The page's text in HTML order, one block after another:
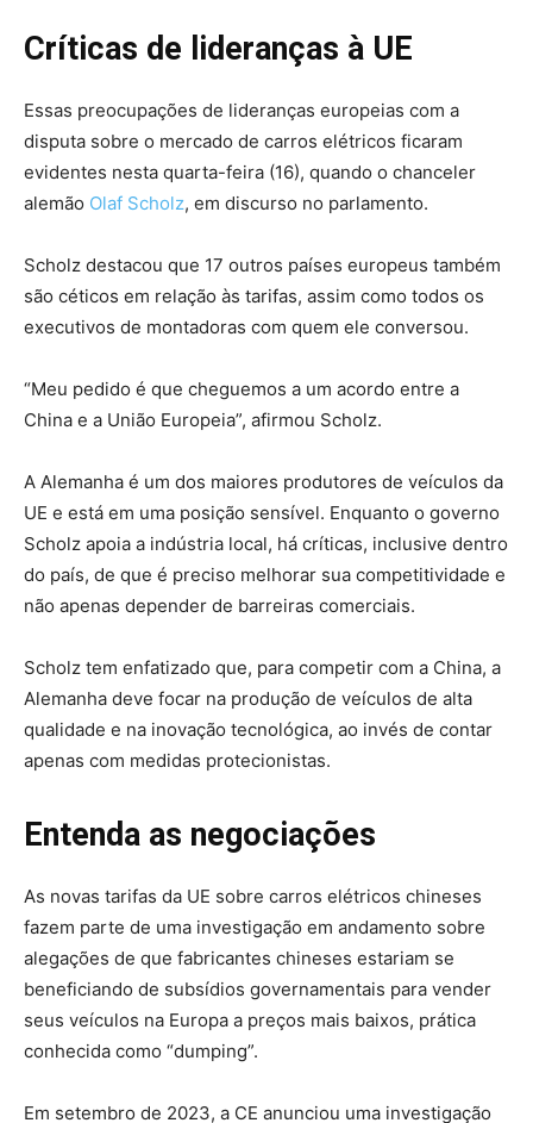
Críticas de lideranças à UE
Essas preocupações de lideranças europeias com a
disputa sobre o mercado de carros elétricos ficaram
evidentes nesta quarta-feira (16), quando o chanceler
alemão Olaf Scholz, em discurso no parlamento.
Scholz destacou que 17 outros países europeus também
são céticos em relação às tarifas, assim como todos os
executivos de montadoras com quem ele conversou.
“Meu pedido é que cheguemos a um acordo entre a
China e a União Europeia”, afirmou Scholz.
A Alemanha é um dos maiores produtores de veículos da
UE e está em uma posição sensível. Enquanto o governo
Scholz apoia a indústria local, há críticas, inclusive dentro
do país, de que é preciso melhorar sua competitividade e
não apenas depender de barreiras comerciais.
Scholz tem enfatizado que, para competir com a China, a
Alemanha deve focar na produção de veículos de alta
qualidade e na inovação tecnológica, ao invés de contar
apenas com medidas protecionistas.
Entenda as negociações
As novas tarifas da UE sobre carros elétricos chineses
fazem parte de uma investigação em andamento sobre
alegações de que fabricantes chineses estariam se
beneficiando de subsídios governamentais para vender
seus veículos na Europa a preços mais baixos, prática
conhecida como “dumping”.
Em setembro de 2023, a CE anunciou uma investigação